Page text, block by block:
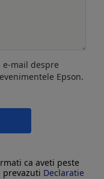
mail despre
Epson.
ca aveti peste
prevazuti Declaratie